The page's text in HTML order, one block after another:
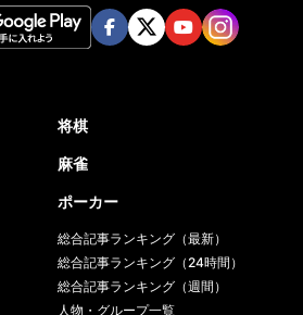
将棋
麻雀
ポーカー
総合記事ランキング（最新）
総合記事ランキング（24時間）
総合記事ランキング（週間）
人物・グループ一覧